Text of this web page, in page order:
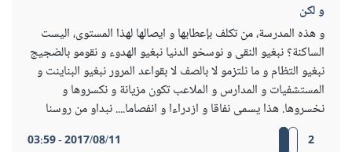
و لكن
و هذه المدرسة، من تكلف بإعطابها و ايصالها لهذا المستوى، اليست
الساكنة؟ نبغيو النقى و نوسخو الدنيا نبغيو الهدوء و نقومو بالضجيج
نبغيو التظام و ما نلتزمو لا بالصف لا بقواعد المرور نبغيو البناينت و
المستشفيات و المدارس و الملاعب تكون مزيانة و نكسروها و
نخسروها. هذا يسمى نفاقا و ازدراءا و انفصاما.... نبداو من روسنا
2
2017/08/11 - 03:59